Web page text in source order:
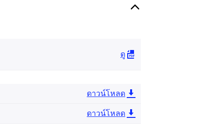
ดู
ดาวน์โหลด
ดาวน์โหลด